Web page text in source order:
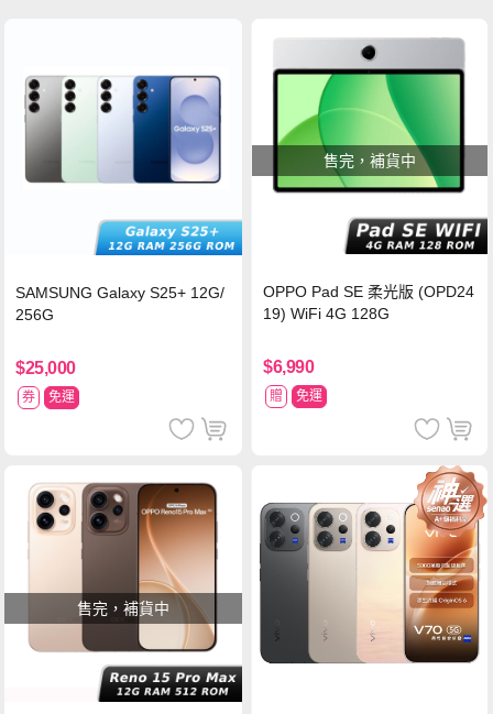
SAMSUNG Galaxy S25+ 12G/
256G
$25,000
券 免運
售完，補貨中
OPPO Pad SE 柔光版 (OPD24
19) WiFi 4G 128G
$6,990
贈 免運
售完，補貨中